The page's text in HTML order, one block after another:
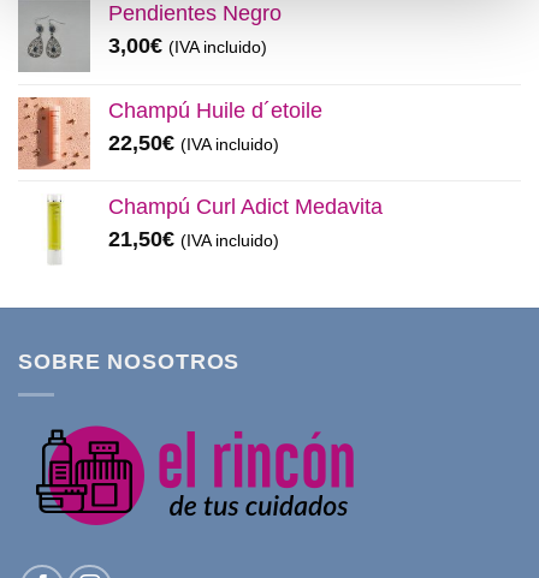
Pendientes Negro
3,00€ (IVA incluido)
Champú Huile d´etoile
22,50€ (IVA incluido)
Champú Curl Adict Medavita
21,50€ (IVA incluido)
SOBRE NOSOTROS